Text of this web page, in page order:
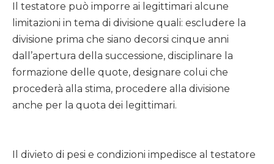
Il testatore può imporre ai legittimari alcune
limitazioni in tema di divisione quali: escludere la
divisione prima che siano decorsi cinque anni
dall’apertura della successione, disciplinare la
formazione delle quote, designare colui che
procederà alla stima, procedere alla divisione
anche per la quota dei legittimari.
Il divieto di pesi e condizioni impedisce al testatore